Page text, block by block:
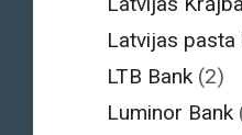
Latvijas pasta
LTB Bank (2)
Luminor Bank